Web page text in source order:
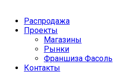
Распродажа
Проекты
Магазины
Рынки
Франшиза Фасоль
Контакты